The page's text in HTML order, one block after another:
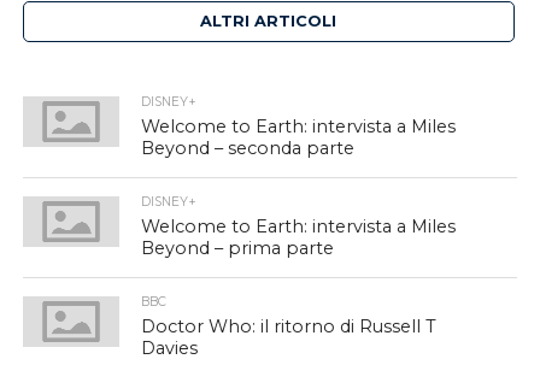
ALTRI ARTICOLI
DISNEY+
Welcome to Earth: intervista a Miles
Beyond – seconda parte
DISNEY+
Welcome to Earth: intervista a Miles
Beyond – prima parte
BBC
Doctor Who: il ritorno di Russell T
Davies